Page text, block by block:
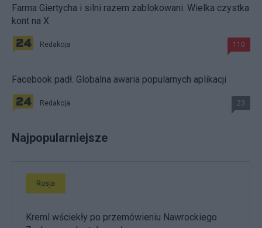
Farma Giertycha i silni razem zablokowani. Wielka czystka
kont na X
Redakcja 110
Facebook padł. Globalna awaria popularnych aplikacji
Redakcja 23
Najpopularniejsze
Rosja
Kreml wściekły po przemówieniu Nawrockiego.